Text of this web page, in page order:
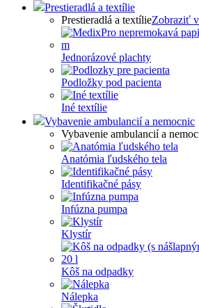
Prestieradlá a textílie
Prestieradlá a textílieZobraziť
Jednorázové plachty
Podložky pod pacienta
Iné textílie
Vybavenie ambulancií a nemocnic
Vybavenie ambulancií a
Anatómia ľudského tela
Identifikačné pásy
Infúzna pumpa
Klystír
Kôš na odpadky
Nálepka